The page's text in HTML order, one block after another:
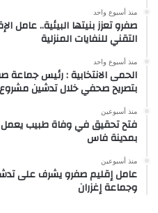
منذ أسبوع واحد
صفرو تعزز بنيتها البيئية.. عامل
التقني للنفايات المنزلية
منذ أسبوع واحد
الحمى الانتخابية : رئيس
بتصريح صحفي خلال تدشين
منذ أسبوعين
فتح تحقيق في وفاة طبيب
بمدينة فاس
منذ أسبوعين
عامل إقليم صفرو يشرف على
وجماعة إغزران